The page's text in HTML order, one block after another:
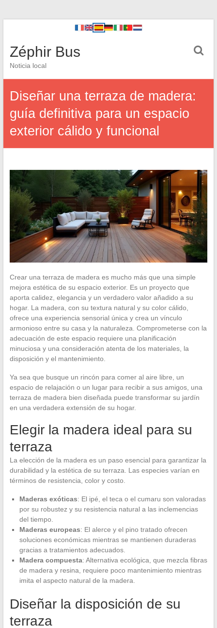
Zéphir Bus
Noticia local
Diseñar una terraza de madera:
guía definitiva para un espacio
exterior cálido y funcional
Crear una terraza de madera es mucho más que una simple
mejora estética de su espacio exterior. Es un proyecto que
aporta calidez, elegancia y un verdadero valor añadido a su
hogar. La madera, con su textura natural y su color cálido,
ofrece una experiencia sensorial única y crea un vínculo
armonioso entre su casa y la naturaleza. Comprometerse con la
adecuación de este espacio requiere una planificación
minuciosa y una consideración atenta de los materiales, la
disposición y el mantenimiento.
Ya sea que busque un rincón para comer al aire libre, un
espacio de relajación o un lugar para recibir a sus amigos, una
terraza de madera bien diseñada puede transformar su jardín
en una verdadera extensión de su hogar.
Elegir la madera ideal para su
terraza
La elección de la madera es un paso esencial para garantizar la
durabilidad y la estética de su terraza. Las especies varían en
términos de resistencia, color y costo.
Maderas exóticas: El ipé, el teca o el cumaru son valoradas
por su robustez y su resistencia natural a las inclemencias
del tiempo.
Maderas europeas: El alerce y el pino tratado ofrecen
soluciones económicas mientras se mantienen duraderas
gracias a tratamientos adecuados.
Madera compuesta: Alternativa ecológica, que mezcla fibras
de madera y resina, requiere poco mantenimiento mientras
imita el aspecto natural de la madera.
Diseñar la disposición de su
terraza